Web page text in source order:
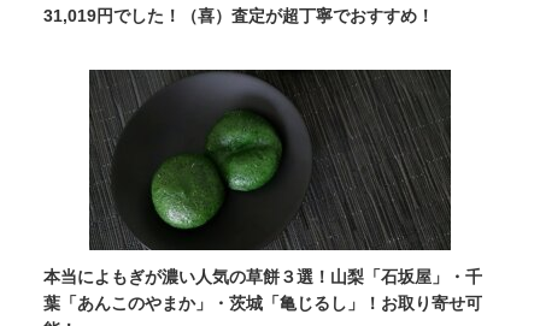
31,019円でした！（喜）査定が超丁寧でおすすめ！
本当によもぎが濃い人気の草餅３選！山梨「石坂屋」・千
葉「あんこのやまか」・茨城「亀じるし」！お取り寄せ可